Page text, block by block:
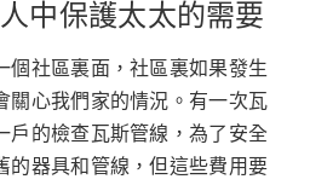
中保護太太的需要
個社區裏面，社區裏如果發生
關心我們家的情況。有一次瓦
戶的檢查瓦斯管線，為了安全
的器具和管線，但這些費用要